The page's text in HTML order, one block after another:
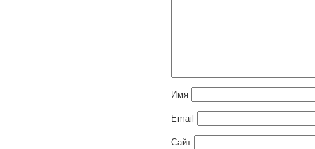
Имя
Email
Сайт